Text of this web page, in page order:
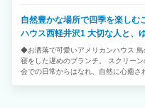
自然豊かな場所で四季を楽しむ
ハウス西軽井沢1 大切な人と、
しませんか。
◆お洒落で可愛いアメリカンハウス
寝をした遅めのブランチ。 スクリー
会での日常からはなれ、自然に心癒さ